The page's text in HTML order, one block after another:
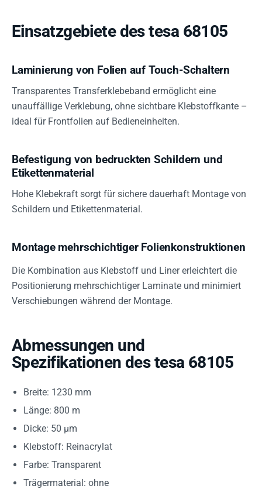
Einsatzgebiete des tesa 68105
Laminierung von Folien auf Touch-Schaltern
Transparentes Transferklebeband ermöglicht eine
unauffällige Verklebung, ohne sichtbare Klebstoffkante –
ideal für Frontfolien auf Bedieneinheiten.
Befestigung von bedruckten Schildern und
Etikettenmaterial
Hohe Klebekraft sorgt für sichere dauerhaft Montage von
Schildern und Etikettenmaterial.
Montage mehrschichtiger Folienkonstruktionen
Die Kombination aus Klebstoff und Liner erleichtert die
Positionierung mehrschichtiger Laminate und minimiert
Verschiebungen während der Montage.
Abmessungen und
Spezifikationen des tesa 68105
Breite: 1230 mm
Länge: 800 m
Dicke: 50 µm
Klebstoff: Reinacrylat
Farbe: Transparent
Trägermaterial: ohne